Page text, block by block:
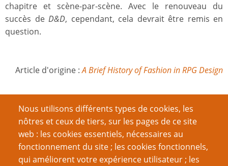
chapitre et scène-par-scène. Avec le renouveau du
succès de D&D, cependant, cela devrait être remis en
question.
Article d'origine :A Brief History of Fashion in RPG Design
No votes yet
Catégorie
Nous utilisons différents types de cookies, les
nôtres et ceux de tiers, sur les pages de ce site
web : les cookies essentiels, nécessaires au
fonctionnement du site ; les cookies fonctionnels,
qui améliorent votre expérience utilisateur ; les